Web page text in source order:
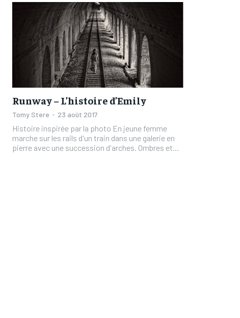
Runway – L’histoire d’Emily
Tomy Stere - 23 août 2017
Histoire inspirée par la photo En jeune femme
marche sur les rails d'un train dans une galerie en
pierre avec une succession d'arches. Ombres et...